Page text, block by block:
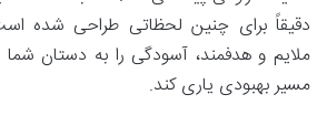
دقیقاً برای چنین لحظاتی طراحی شده
ملایم و هدفمند، آسودگی را به دستان شما
مسیر بهبودی یاری کند.